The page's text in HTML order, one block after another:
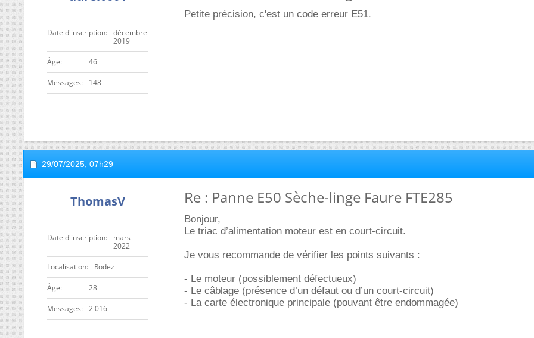
Date d'inscription
décembre
2019
ge 46
Messages 148
Petite précision, c'est un code erreur E51.
29/07/2025, 07h29
ThomasV
Date d'inscription
mars
2022
Localisation Rodez
ge 28
Messages 2 016
Re : Panne E50 Sèche-linge Faure FTE285
Bonjour,
Le triac d’alimentation moteur est en court-circuit.
Je vous recommande de vérifier les points suivants :
- Le moteur (possiblement défectueux)
- Le câblage (présence d’un défaut ou d’un court-circuit)
- La carte électronique principale (pouvant être endommagée)